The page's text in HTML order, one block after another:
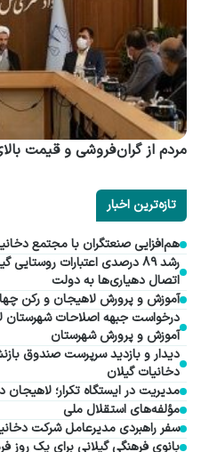
مردم از گران فروشی و قیمت
تازه‌ترین اخبار
هم‌افزایی صنعتگران با مجتمع
رشد ۸۹ درصدی اعتبارات
اتصال دهیاری‌ها به دولت
آموزش و پرورش لاهیجان و رکن
درخواست جبهه اصلاحات شهرستان
آموزش و پرورش شهرستان
دیدار و بازدید سرپرست صندوق
دخانیات گیلان
مدیریت در ایستگاه تکرار؛
مؤلفه‌های استقلال ملی
سفر راهبردی مدیرعامل شرکت
بانوی فرهنگی گیلانی برای یک روز